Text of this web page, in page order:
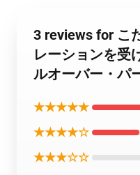
3 reviews for こ
レーションを受
ルオーバー・パ
★★★★★
★★★★☆
★★★☆☆